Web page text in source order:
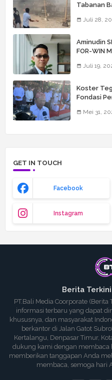
Tabanan
Juli 28,
Aminudin
FOR-WIN
Juli 19,
Koster
Fondasi
Mei 31,
GET IN TOUCH
Facebook
Instagram
Berita
PT.Bali Media Coorporate
informasi terbaru yang dapat
khususnya, dan masyarakat
berkantor di Jalan Gatot
Kertalangu, Denpasar Timur,
dukung kami dengan membaca
memberikan tanggapan Anda
membaca, semoga hari